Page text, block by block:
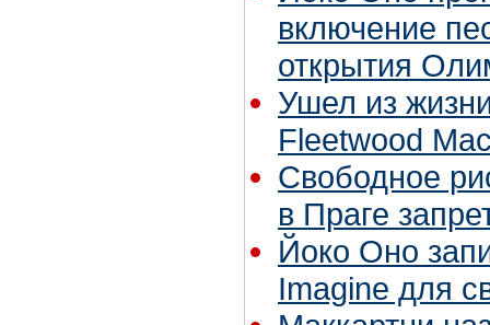
включение
открытия
Ушел из
Fleetwood
Свободное
в Праге
Йоко Оно
Imagine для